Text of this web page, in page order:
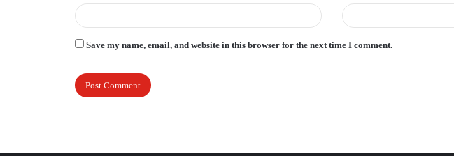
Save my name, email, and website in this browser for the next time I comment.